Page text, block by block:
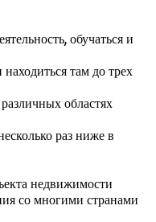
обучаться и
там до трех
областях
раз ниже в
недвижимости
со многими странами